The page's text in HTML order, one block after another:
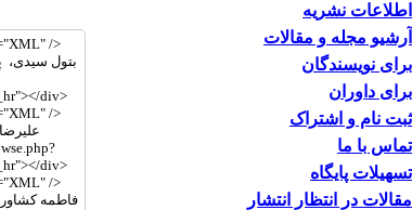
اطلاعات نشریه
آرشیو مجله و مقالات
برای نویسندگان
برای داوران
ثبت نام و اشتراک
تماس با ما
تسهیلات پایگاه
مقالات در انتظار انتشار